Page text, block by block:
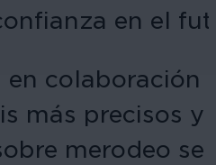
en el
en colaboración
más precisos
merodeo